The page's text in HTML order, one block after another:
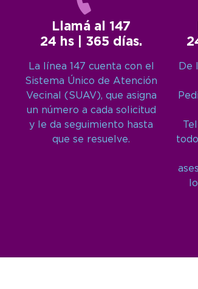
Llamá al 147
24 hs | 365 días.
La línea 147 cuenta con el
Sistema Único de Atención
Vecinal (SUAV), que asigna
un número a cada solicitud
y le da seguimiento hasta
que se resuelve.
De